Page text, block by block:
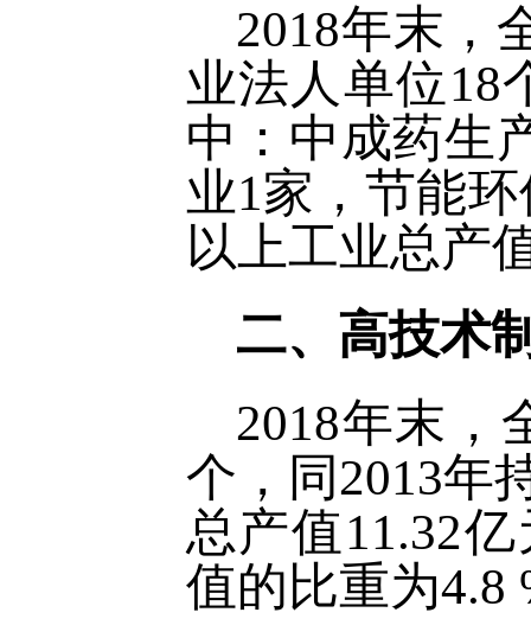
2018年末，
业法人单位18
中：中成药生
业1家，节能
以上工业总产
二、高技术
2018年末，
个，同2013年
总产值11.32
值的比重为4.8